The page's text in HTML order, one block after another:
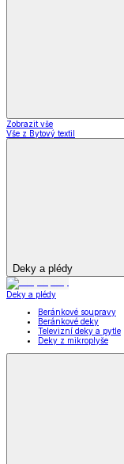
Zobrazit vše
Vše z Bytový textil
Deky a plédy
Deky a plédy
Beránkové soupravy
Beránkové deky
Televizní deky a pytle
Deky z mikroplyše